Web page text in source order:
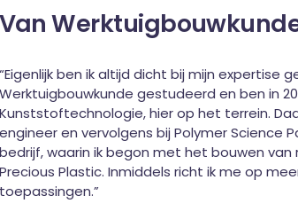
Van
“Eigenlijk ben ik altijd dicht bij mijn expertise
Werktuigbouwkunde gestudeerd en ben in
Kunststoftechnologie, hier op het terrein.
engineer en vervolgens bij Polymer Science
bedrijf, waarin ik begon met het bouwen
Precious Plastic. Inmiddels richt ik me op
toepassingen.”